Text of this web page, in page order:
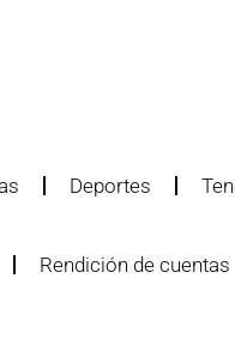
Deportes
Rendición de cuentas